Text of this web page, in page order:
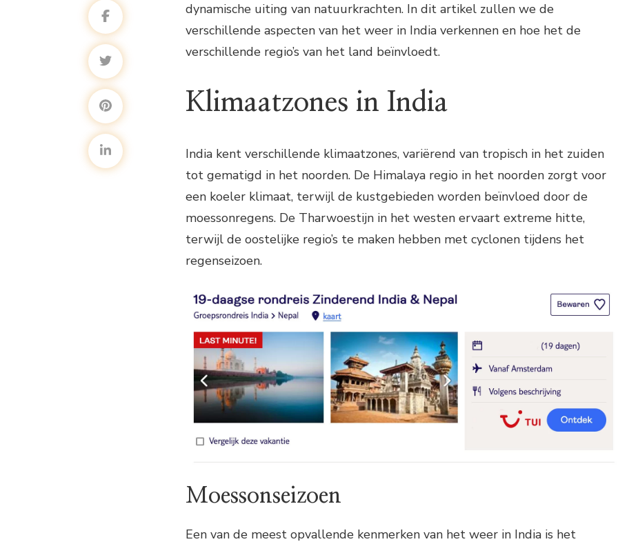
dynamische uiting van natuurkrachten. In dit artikel zullen we de
verschillende aspecten van het weer in India verkennen en hoe het de
verschillende regio’s van het land beïnvloedt.
Klimaatzones in India
India kent verschillende klimaatzones, variërend van tropisch in het zuiden
tot gematigd in het noorden. De Himalaya regio in het noorden zorgt voor
een koeler klimaat, terwijl de kustgebieden worden beïnvloed door de
moessonregens. De Tharwoestijn in het westen ervaart extreme hitte,
terwijl de oostelijke regio’s te maken hebben met cyclonen tijdens het
regenseizoen.
Moessonseizoen
Een van de meest opvallende kenmerken van het weer in India is het